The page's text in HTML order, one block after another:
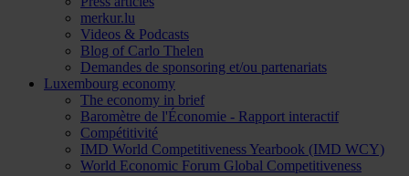
merkur.lu
Videos & Podcasts
Blog of Carlo Thelen
Demandes de sponsoring et/ou partenariats
Luxembourg economy
The economy in brief
Baromètre de l'Économie - Rapport interactif
Compétitivité
IMD World Competitiveness Yearbook (IMD WCY)
World Economic Forum Global Competitiveness